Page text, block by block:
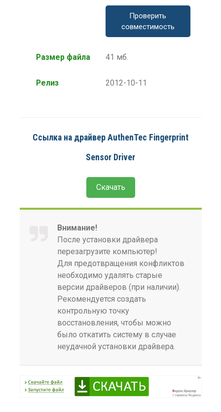
Проверить
совместимость
Размер файла 41 мб.
Релиз 2012-10-11
Ссылка на драйвер AuthenTec Fingerprint
Sensor Driver
Скачать
Внимание!
После установки драйвера
перезагрузите компьютер!
Для предотвращения конфликтов
необходимо удалять старые
версии драйверов (при наличии).
Рекомендуется создать
контрольную точку
восстановления, чтобы можно
было откатить систему в случае
неудачной установки драйвера.